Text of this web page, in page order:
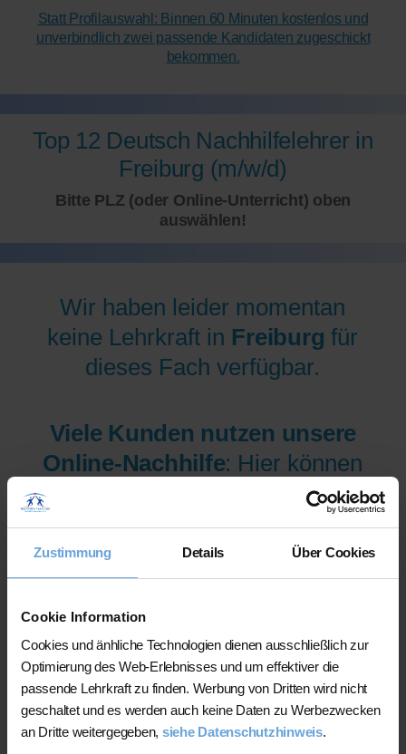
Zustimmung Details Über Cookies
Cookie Information
Cookies und änhliche Technologien dienen ausschließlich zur
Optimierung des Web-Erlebnisses und um effektiver die
passende Lehrkraft zu finden. Werbung von Dritten wird nicht
geschaltet und es werden auch keine Daten zu Werbezwecken
an Dritte weitergegeben, siehe Datenschutzhinweis.
Statt Profilauswahl: Binnen 60 Minuten kostenlos und
unverbindlich zwei passende Kandidaten zugeschickt
bekommen.
Top 12 Deutsch Nachhilfelehrer in
Freiburg (m/w/d)
Bitte PLZ (oder Online-Unterricht) oben
auswählen!
Wir haben leider momentan
keine Lehrkraft in Freiburg für
dieses Fach verfügbar.
Viele Kunden nutzen unsere
Online-Nachhilfe: Hier können
wir Ihnen aus mehr als 300
Lehrer/innen pro Fach und
Niveau die am besten
qualifizierten Lehrer/innen sofort
zur Verfügung stellen.
Jetzt verfügbare Lehrer/innen
für Online-Nachhilfe anzeigen
lassen.